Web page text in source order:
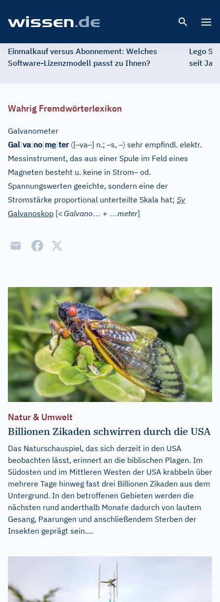
Einmalkauf versus Abonnement: Welches
Software-Lizenzmodell passt zu Ihnen?
Lego
seit
Wahrig Fremdwörterlexikon
Galvanometer
Gal|va|no|me|ter 〈[–va–] n.;–s,–〉 sehr empfindl. elektr.
Messinstrument, das aus einer Spule im Feld eines
Magneten besteht u. keine in Strom–od.
Spannungswerten geeichte, sondern eine der
Stromstärke proportional unterteilte Skala hat; Sy
Galvanoskop [<Galvano… + …meter]
Natur & Umwelt
Billionen Zikaden schwirren durch die USA
Das Naturschauspiel, das sich derzeit in den USA
beobachten lässt, erinnert an die biblischen Plagen. Im
Südosten und im Mittleren Westen der USA krabbeln über
mehrere Tage hinweg fast drei Billionen Zikaden aus dem
Untergrund. In den betroffenen Gebieten werden die
nächsten rund anderthalb Monate dadurch von lautem
Gesang, Paarungen und anschließendem Sterben der
Insekten geprägt sein....